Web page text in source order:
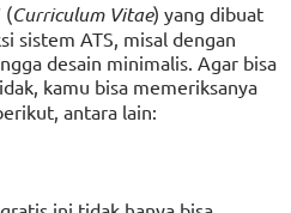
(Curriculum Vitae) yang dibuat
sistem ATS, misal dengan
desain minimalis. Agar bisa
kamu bisa memeriksanya
antara lain: